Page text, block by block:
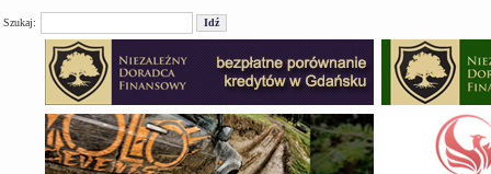
Szukaj: